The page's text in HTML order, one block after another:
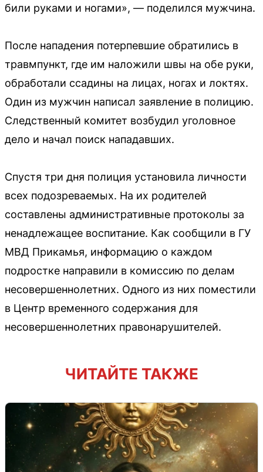
били руками и ногами», — поделился мужчина.
После нападения потерпевшие обратились в
травмпункт, где им наложили швы на обе руки,
обработали ссадины на лицах, ногах и локтях.
Один из мужчин написал заявление в полицию.
Следственный комитет возбудил уголовное
дело и начал поиск нападавших.
Спустя три дня полиция установила личности
всех подозреваемых. На их родителей
составлены административные протоколы за
ненадлежащее воспитание. Как сообщили в ГУ
МВД Прикамья, информацию о каждом
подростке направили в комиссию по делам
несовершеннолетних. Одного из них поместили
в Центр временного содержания для
несовершеннолетних правонарушителей.
ЧИТАЙТЕ ТАКЖЕ